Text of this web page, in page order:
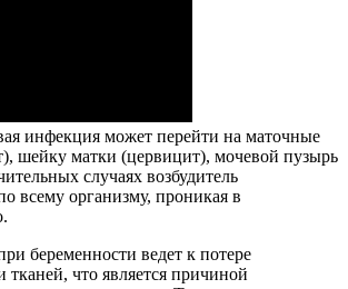
инфекция может перейти на маточные
шейку матки (цервицит), мочевой пузырь
случаях возбудитель
всему организму, проникая в
беременности ведет к потере
тканей, что является причиной